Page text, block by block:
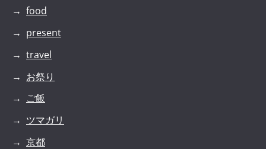
food
present
travel
お祭り
ご飯
ツマガリ
京都